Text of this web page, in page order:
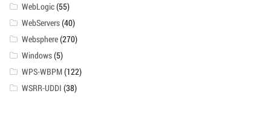
WebLogic(55)
WebServers(40)
Websphere(270)
Windows(5)
WPS-WBPM(122)
WSRR-UDDI (38)